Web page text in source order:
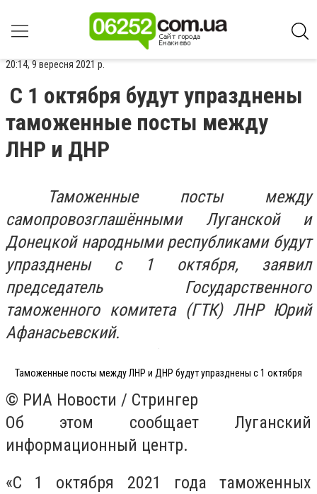
20:14, 9 вересня 2021 р.
С 1 октября будут упразднены
таможенные посты между
ЛНР и ДНР
Таможенные посты между
самопровозглашёнными Луганской и
Донецкой народными республиками будут
упразднены с 1 октября, заявил
председатель Государственного
таможенного комитета (ГТК) ЛНР Юрий
Афанасьевский.
Таможенные посты между ЛНР и ДНР будут упразднены с 1 октября
© РИА Новости / Стрингер
Об этом сообщает Луганский
информационный центр.
«С 1 октября 2021 года таможенных